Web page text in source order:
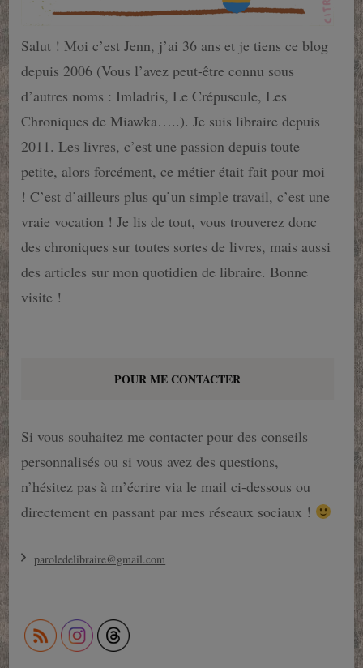
Salut ! Moi c’est Jenn, j’ai 36 ans et je tiens ce blog
depuis 2006 (Vous l’avez peut-être connu sous
d’autres noms : Imladris, Le Crépuscule, Les
Chroniques de Miawka…..). Je suis libraire depuis
2011. Les livres, c’est une passion depuis toute
petite, alors forcément, ce métier était fait pour moi
! C’est d’ailleurs plus qu’un simple travail, c’est une
vraie vocation ! Je lis de tout, vous trouverez donc
des chroniques sur toutes sortes de livres, mais aussi
des articles sur mon quotidien de libraire. Bonne
visite !
POUR ME CONTACTER
Si vous souhaitez me contacter pour des conseils
personnalisés ou si vous avez des questions,
n’hésitez pas à m’écrire via le mail ci-dessous ou
directement en passant par mes réseaux sociaux !
paroledelibraire@gmail.com